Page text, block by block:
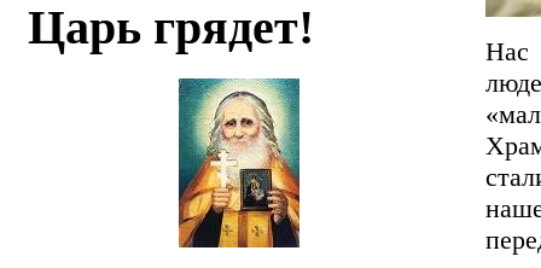
Царь грядет!
Нас